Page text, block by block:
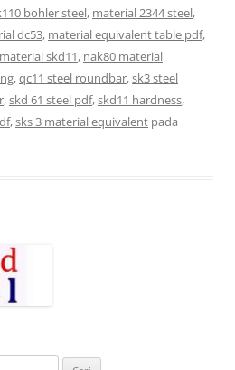
bohler steel, material 2344 steel,
dc53, material equivalent table pdf,
material skd11, nak80 material
,qc11 steel roundbar,sk3 steel
,skd 61 steel pdf,skd11 hardness,
,sks 3 material equivalent pada